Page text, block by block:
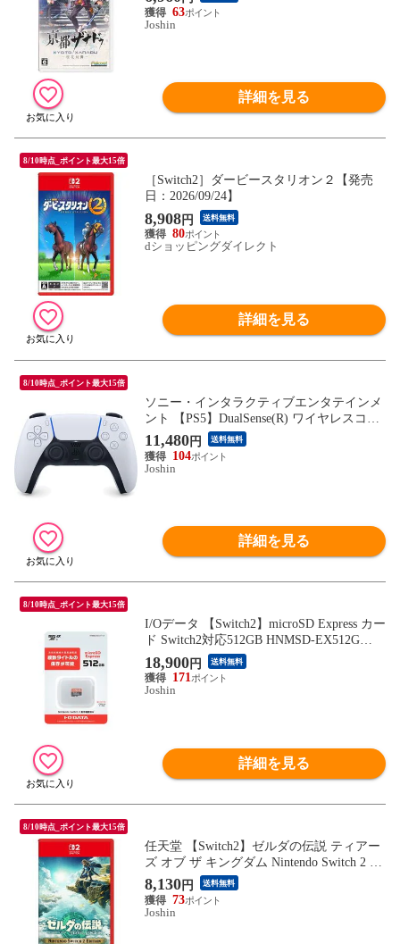
B】 63
Joshin
詳細を見る
8/10時点_ポイント最大15倍
［Switch2］ダービースタリオン２【発売
日：2026/09/24】
8,908円 送料無料
80
dショッピングダイレクト
詳細を見る
8/10時点_ポイント最大15倍
ソニー・インタラクティブエンタテインメ
ント 【PS5】DualSense(R) ワイヤレスコン
トローラー CFI-ZCT2J PS5 デュアルセンス
ワイヤレスコントローラー 【返品種別B】
11,480円 送料無料
104
Joshin
詳細を見る
8/10時点_ポイント最大15倍
I/Oデータ 【Switch2】microSD Express カー
ド Switch2対応512GB HNMSD-EX512G
【返品種別B】
18,900円 送料無料
171
Joshin
詳細を見る
8/10時点_ポイント最大15倍
任天堂 【Switch2】ゼルダの伝説 ティアー
ズ オブ ザ キングダム Nintendo Switch 2 Ed
ition NXS-P-AXN7B NSW2 ゼルダノデンセ
ツ ティア-ズ オブ ザ キングダム 【返品種
別B】
8,130円 送料無料
73
Joshin